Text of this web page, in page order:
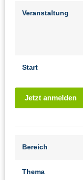
Veranstaltung
Start
Jetzt anmelden
Bereich
Thema